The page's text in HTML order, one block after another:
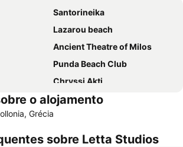
Santorineika
Lazarou beach
Ancient Theatre of Milos
Punda Beach Club
Chryssi Akti
Fyriplaka
o alojamento
Grécia
sobre Letta Studios